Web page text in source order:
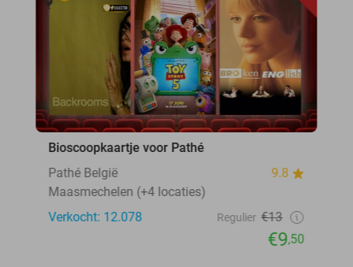
Bioscoopkaartje voor Pathé
Pathé België
9.8
Maasmechelen (+4 locaties)
Verkocht: 12.078
Regulier €13
€9,50